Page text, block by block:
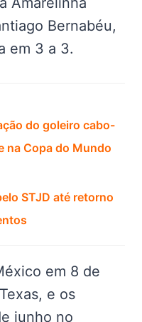
Bernabéu,
em 3 a 3.
do goleiro cabo-
na Copa do Mundo
STJD até retorno
em 8 de
e os
junho no